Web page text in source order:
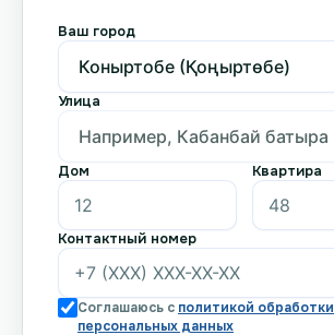
Ваш город
Улица
Дом Квартира
Контактный номер
Соглашаюсь с политикой обработки
персональных данных